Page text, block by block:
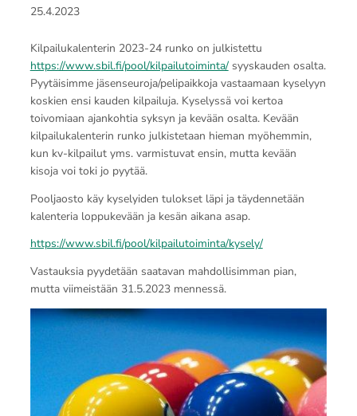
25.4.2023
Kilpailukalenterin 2023-24 runko on julkistettu
https://www.sbil.fi/pool/kilpailutoiminta/syyskauden osalta.
Pyytäisimme jäsenseuroja/pelipaikkoja vastaamaan kyselyyn
koskien ensi kauden kilpailuja. Kyselyssä voi kertoa
toivomiaan ajankohtia syksyn ja kevään osalta. Kevään
kilpailukalenterin runko julkistetaan hieman myöhemmin,
kun kv-kilpailut yms. varmistuvat ensin, mutta kevään
kisoja voi toki jo pyytää.
Pooljaosto käy kyselyiden tulokset läpi ja täydennetään
kalenteria loppukevään ja kesän aikana asap.
https://www.sbil.fi/pool/kilpailutoiminta/kysely/
Vastauksia pyydetään saatavan mahdollisimman pian,
mutta viimeistään 31.5.2023 mennessä.